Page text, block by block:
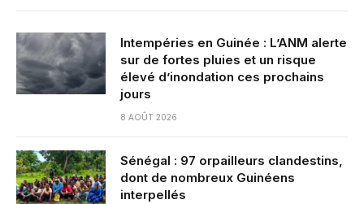
Intempéries en Guinée : L’ANM alerte
sur de fortes pluies et un risque
élevé d’inondation ces prochains
jours
8 AOÛT 2026
Sénégal : 97 orpailleurs clandestins,
dont de nombreux Guinéens
interpellés